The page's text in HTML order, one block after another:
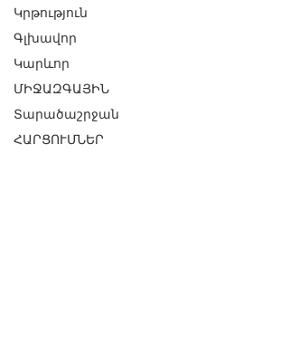
Կրթություն
Գլխավոր
Կարևոր
ՄԻՋԱԶԳԱՅԻՆ
Տարածաշրջան
ՀԱՐՑՈՒՄՆԵՐ